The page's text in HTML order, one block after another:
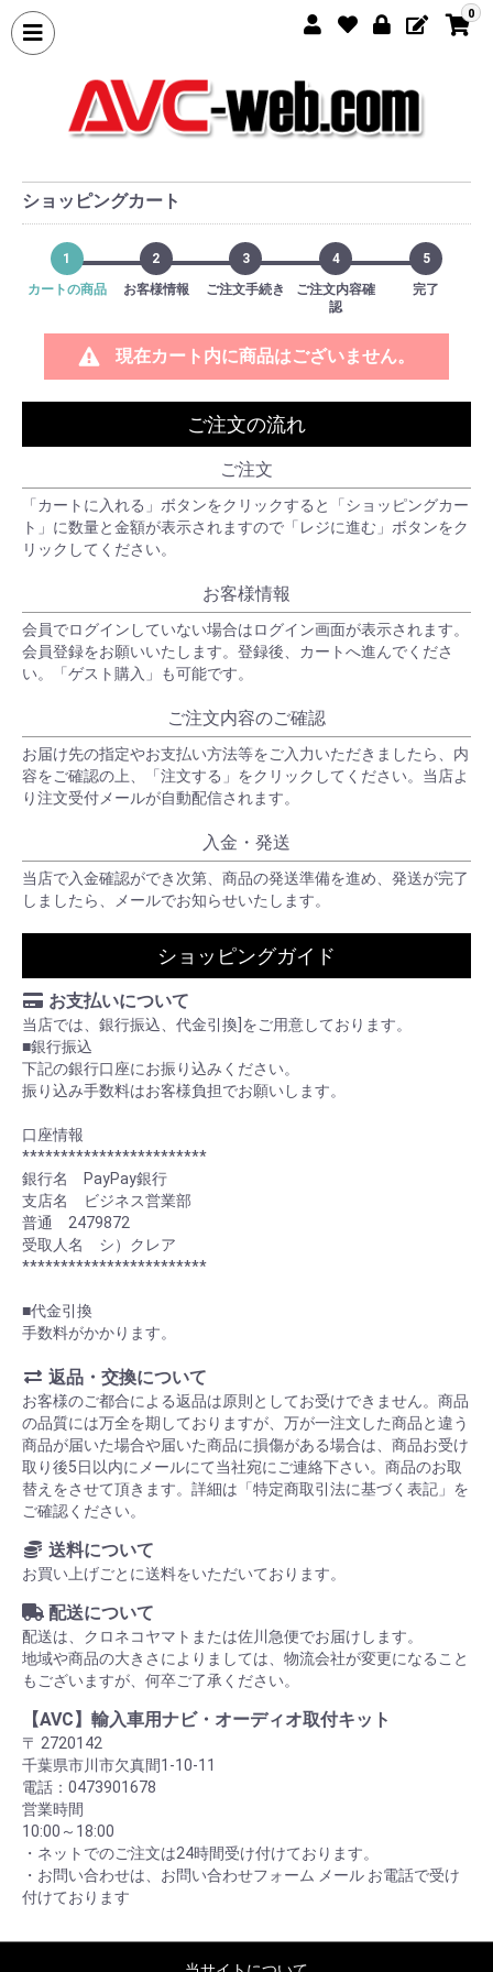
0
ショッピングカート
1
カートの商品
2
お客様情報
3
ご注文手続き
4
ご注文内容確
認
5
完了
現在カート内に商品はございません。
ご注文の流れ
ご注文
「カートに入れる」ボタンをクリックすると「ショッピングカー
ト」に数量と金額が表示されますので「レジに進む」ボタンをク
リックしてください。
お客様情報
会員でログインしていない場合はログイン画面が表示されます。
会員登録をお願いいたします。登録後、カートへ進んでくださ
い。「ゲスト購入」も可能です。
ご注文内容のご確認
お届け先の指定やお支払い方法等をご入力いただきましたら、内
容をご確認の上、「注文する」をクリックしてください。当店よ
り注文受付メールが自動配信されます。
入金・発送
当店で入金確認ができ次第、商品の発送準備を進め、発送が完了
しましたら、メールでお知らせいたします。
ショッピングガイド
お支払いについて
当店では、銀行振込、代金引換]をご用意しております。
■銀行振込
下記の銀行口座にお振り込みください。
振り込み手数料はお客様負担でお願いします。
口座情報
************************
銀行名 PayPay銀行
支店名 ビジネス営業部
普通 2479872
受取人名 シ）クレア
************************
■代金引換
手数料がかかります。
返品・交換について
お客様のご都合による返品は原則としてお受けできません。商品
の品質には万全を期しておりますが、万が一注文した商品と違う
商品が届いた場合や届いた商品に損傷がある場合は、商品お受け
取り後5日以内にメールにて当社宛にご連絡下さい。商品のお取
替えをさせて頂きます。詳細は「特定商取引法に基づく表記」を
ご確認ください。
送料について
お買い上げごとに送料をいただいております。
配送について
配送は、クロネコヤマトまたは佐川急便でお届けします。
地域や商品の大きさによりましては、物流会社が変更になること
もございますが、何卒ご了承ください。
【AVC】輸入車用ナビ・オーディオ取付キット
〒 2720142
千葉県市川市欠真間1-10-11
電話：0473901678
営業時間
10:00～18:00
・ネットでのご注文は24時間受け付けております。
・お問い合わせは、お問い合わせフォーム メール お電話で受け
付けております